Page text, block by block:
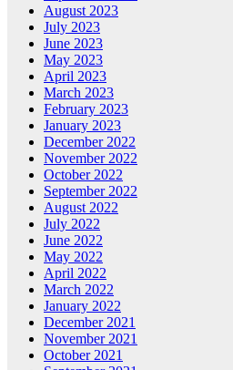
August 2023
July 2023
June 2023
May 2023
April 2023
March 2023
February 2023
January 2023
December 2022
November 2022
October 2022
September 2022
August 2022
July 2022
June 2022
May 2022
April 2022
March 2022
January 2022
December 2021
November 2021
October 2021